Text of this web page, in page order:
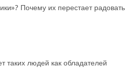
Почему их перестает радовать
таких людей как обладателей